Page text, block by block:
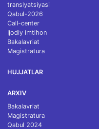
translyatsiyasi
Qabul-2026
Call-center
Ijodiy imtihon
Bakalavriat
Magistratura
HUJJATLAR
ARXIV
Bakalavriat
Magistratura
Qabul 2024